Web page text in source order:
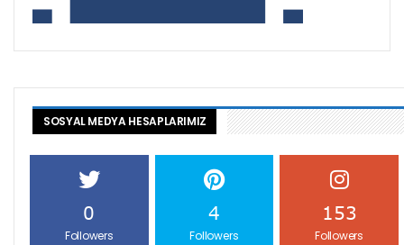
SOSYAL MEDYA HESAPLARIMIZ
0
Followers
4
Followers
153
Followers